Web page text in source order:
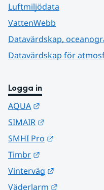
Luftmiljödata
VattenWebb
Datavärdskap,
Datavärdskap för
Logga in
AQUA
SIMAIR
SMHI Pro
Timbr
Vinterväg
Väderlarm